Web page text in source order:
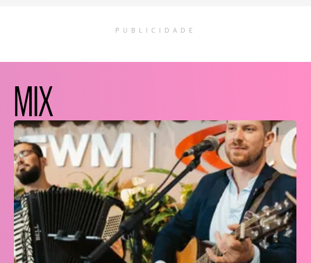
PUBLICIDADE
MIX